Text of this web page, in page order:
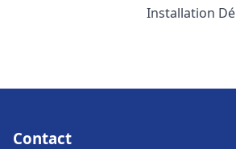
Installation Dé
Contact